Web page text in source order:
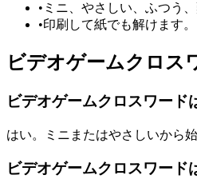
• ミニ、やさしい、ふつう
•印刷して紙でも解けます。
ビデオゲームクロス
ビデオゲームクロスワード
はい。ミニまたはやさしいから始
ビデオゲームクロスワード